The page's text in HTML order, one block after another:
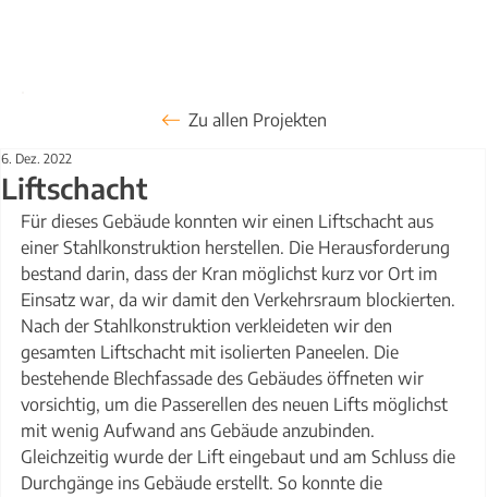
Liftschacht
6. Dez. 2022
Für dieses Gebäude konnten wir einen Liftschacht aus
einer Stahlkonstruktion herstellen. Die Herausforderung
bestand darin, dass der Kran möglichst kurz vor Ort im
Einsatz war, da wir damit den Verkehrsraum blockierten.
Nach der Stahlkonstruktion verkleideten wir den
gesamten Liftschacht mit isolierten Paneelen. Die
bestehende Blechfassade des Gebäudes öffneten wir
vorsichtig, um die Passerellen des neuen Lifts möglichst
mit wenig Aufwand ans Gebäude anzubinden.
Gleichzeitig wurde der Lift eingebaut und am Schluss die
Durchgänge ins Gebäude erstellt. So konnte die
Zu allen Projekten